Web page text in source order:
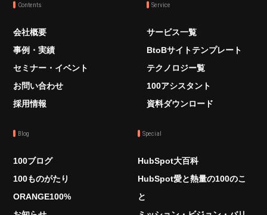
Contents
会社概要
事例・実績
セミナー・イベント
お問い合わせ
採用情報
Service
サービス一覧
BtoBサイトテンプレート
テクノロジー覧
100アシスタント
資料ダウンロード
Blog
100ブログ
100ものがたり
ORANGE100%
Special
HubSpot大百科
HubSpot愛と熱量の100のこ
と